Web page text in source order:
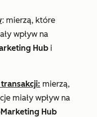
: mierzą, które
wpływ na
Hub i
mierzą,
miały wpływ na
Marketing Hub